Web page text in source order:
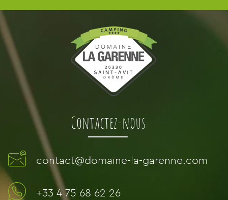
Contactez-nous
contact@domaine-la-garenne.com
+33 4 75 68 62 26